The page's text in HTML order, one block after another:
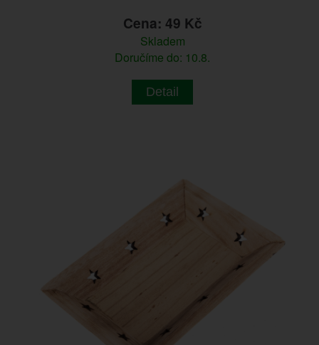
Cena: 49 Kč
Skladem
Doručíme do: 10.8.
Detail